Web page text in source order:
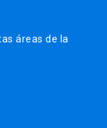
áreas de la